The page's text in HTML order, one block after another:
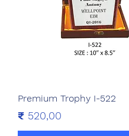
Premium Trophy I-522
Prijs
₹ 520,00